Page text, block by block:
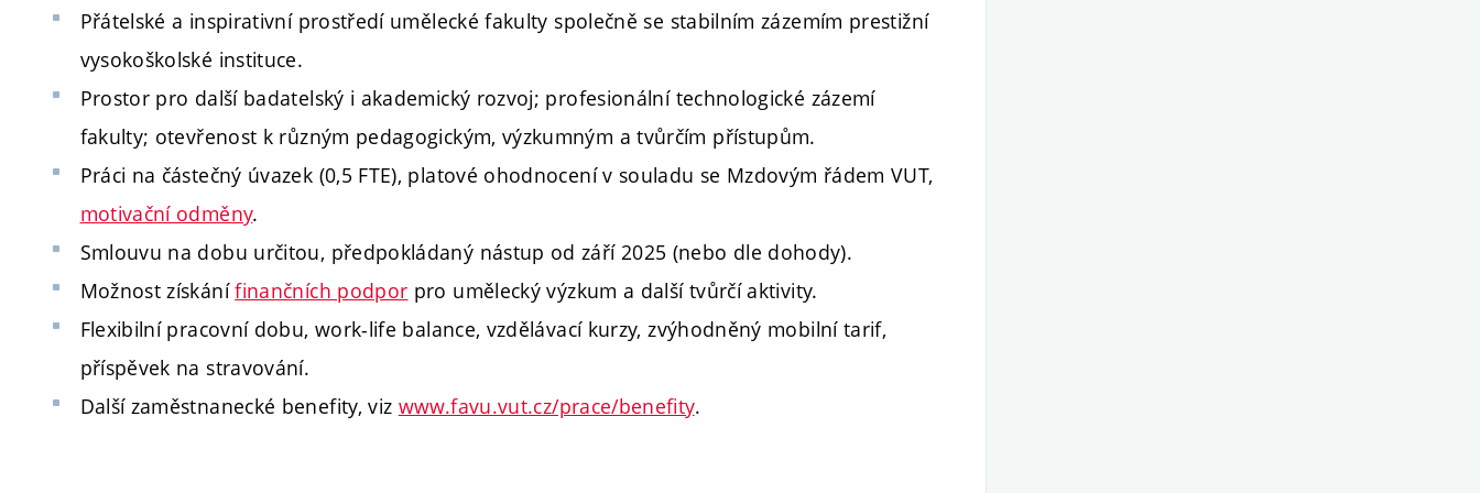
Přátelské a inspirativní prostředí umělecké fakulty společně se stabilním zázemím prestižní
vysokoškolské instituce.
Prostor pro další badatelský i akademický rozvoj; profesionální technologické zázemí
fakulty; otevřenost k různým pedagogickým, výzkumným a tvůrčím přístupům.
Práci na částečný úvazek (0,5 FTE), platové ohodnocení v souladu se Mzdovým řádem VUT,
motivační odměny.
Smlouvu na dobu určitou, předpokládaný nástup od září 2025 (nebo dle dohody).
Možnost získánífinančních podpor pro umělecký výzkum a další tvůrčí aktivity.
Flexibilní pracovní dobu, work-life balance, vzdělávací kurzy, zvýhodněný mobilní tarif,
příspěvek na stravování.
Další zaměstnanecké benefity, viz www.favu.vut.cz/prace/benefity.